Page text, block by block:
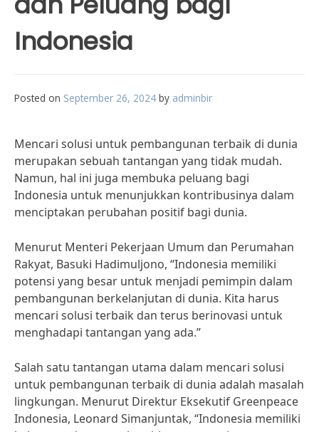
Indonesia
Posted on September 26, 2024 by adminbir
Mencari solusi untuk pembangunan terbaik di dunia
merupakan sebuah tantangan yang tidak mudah.
Namun, hal ini juga membuka peluang bagi
Indonesia untuk menunjukkan kontribusinya dalam
menciptakan perubahan positif bagi dunia.
Menurut Menteri Pekerjaan Umum dan Perumahan
Rakyat, Basuki Hadimuljono, “Indonesia memiliki
potensi yang besar untuk menjadi pemimpin dalam
pembangunan berkelanjutan di dunia. Kita harus
mencari solusi terbaik dan terus berinovasi untuk
menghadapi tantangan yang ada.”
Salah satu tantangan utama dalam mencari solusi
untuk pembangunan terbaik di dunia adalah masalah
lingkungan. Menurut Direktur Eksekutif Greenpeace
Indonesia, Leonard Simanjuntak, “Indonesia memiliki